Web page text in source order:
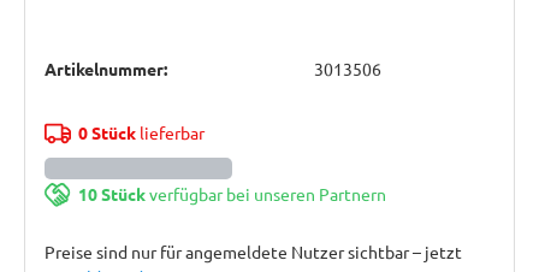
Artikelnummer: 3013506
0 Stücklieferbar
10 Stückverfügbar bei unseren Partnern
Preise sind nur für angemeldete Nutzer sichtbar – jetzt